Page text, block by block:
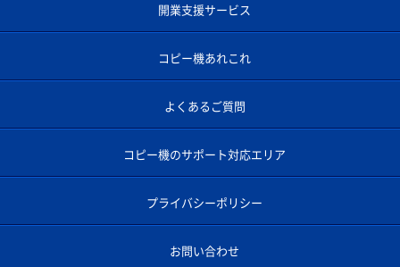
開業支援サービス
コピー機あれこれ
よくあるご質問
コピー機のサポート対応エリア
プライバシーポリシー
お問い合わせ